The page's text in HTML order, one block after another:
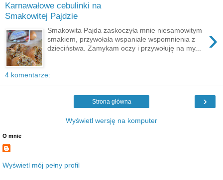
Karnawałowe cebulinki na
Smakowitej Pajdzie
›
Smakowita Pajda zaskoczyła mnie niesamowitym
smakiem, przywołała wspaniałe wspomnienia z
dzieciństwa. Zamykam oczy i przywołuję na my...
4 komentarze:
›
Strona główna
Wyświetl wersję na komputer
O mnie
Wyświetl mój pełny profil